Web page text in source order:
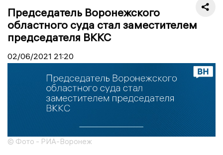
Председатель Воронежского
областного суда стал заместителем
председателя ВККС
02/06/2021 21:20
© Фото - РИА-Воронеж